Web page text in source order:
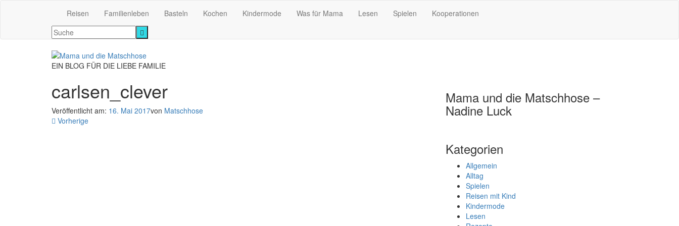
Reisen Familienleben Basteln Kochen Kindermode Was für Mama Lesen Spielen Kooperationen
EIN BLOG FÜR DIE LIEBE FAMILIE
carlsen_clever
Veröffentlicht am: 16. Mai 2017von Matschhose
Vorherige
Mama und die Matschhose –
Nadine Luck
Kategorien
Allgemein
Alltag
Spielen
Reisen mit Kind
Kindermode
Lesen